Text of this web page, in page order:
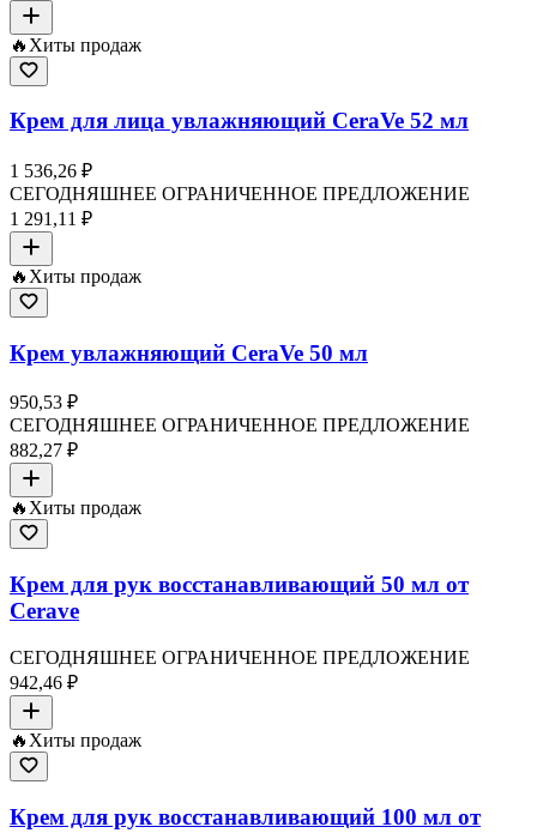
🔥 Хиты продаж
Крем для лица увлажняющий CeraVe 52 мл
1 536,26 ₽
СЕГОДНЯШНЕЕ ОГРАНИЧЕННОЕ ПРЕДЛОЖЕНИЕ
1 291,11 ₽
🔥 Хиты продаж
Крем увлажняющий CeraVe 50 мл
950,53 ₽
СЕГОДНЯШНЕЕ ОГРАНИЧЕННОЕ ПРЕДЛОЖЕНИЕ
882,27 ₽
🔥Хиты продаж
Крем для рук восстанавливающий 50 мл от
Cerave
СЕГОДНЯШНЕЕ ОГРАНИЧЕННОЕ ПРЕДЛОЖЕНИЕ
942,46 ₽
🔥 Хиты продаж
Крем для рук восстанавливающий 100 мл от